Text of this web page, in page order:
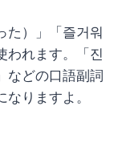
た）」「즐거워
われます。「진
などの口語副詞
りますよ。